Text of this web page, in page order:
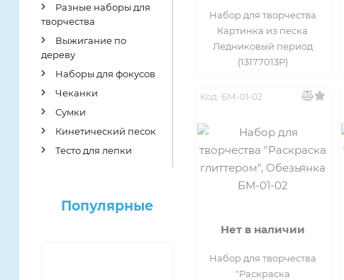
Разные наборы для
творчества
Выжигание по
дереву
Наборы для фокусов
Чеканки
Сумки
Кинетический песок
Тесто для лепки
Популярные
Набор для творчества
Картинка из песка
Ледниковый период
(13177013Р)
Код: БМ-01-02
Нет в наличии
Набор для творчества
"Раскраска